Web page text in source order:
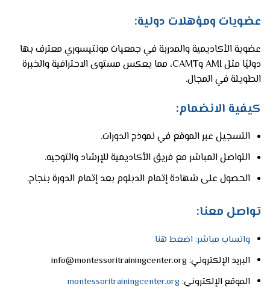
عضويات ومؤهلات دولية:
عضوية الأكاديمية والمدربة في جمعيات مونتيسوري معترف بها
دوليًا مثل AMI وCAMT، مما يعكس مستوى الاحترافية والخبرة
الطويلة في المجال.
كيفية الانضمام:
التسجيل عبر الموقع في نموذج الدورات.
التواصل المباشر مع فريق الأكاديمية للإرشاد والتوجيه.
الحصول على شهادة إتمام الدبلوم بعد إتمام الدورة بنجاح.
تواصل معنا:
واتساب مباشر: اضغط هنا
البريد الإلكتروني: info@montessoritrainingcenter.org
الموقع الإلكتروني:montessoritrainingcenter.org